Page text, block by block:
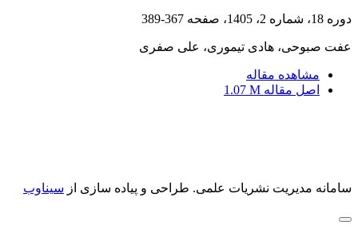
دوره 18، شماره 2، 1405، صفحه 367-389
عفت صبوحی، هادی تیموری، علی صفری
مشاهده مقاله
اصل مقاله 1.07 M
سامانه مدیریت نشریات علمی. طراحی و پیاده سازی از سیناوب